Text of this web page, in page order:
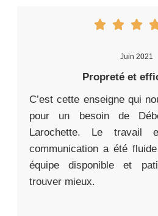
Juin 2021
Propreté et
C’est cette enseigne qui
pour un besoin de
Larochette. Le
communication a été
équipe disponible et
trouver mieux.